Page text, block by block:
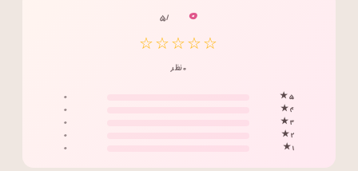
۰ / ۵
☆☆☆☆☆
۰ نظر
۵ ★
۰
۴ ★
۰
۳ ★
۰
۲ ★
۰
۱ ★
۰